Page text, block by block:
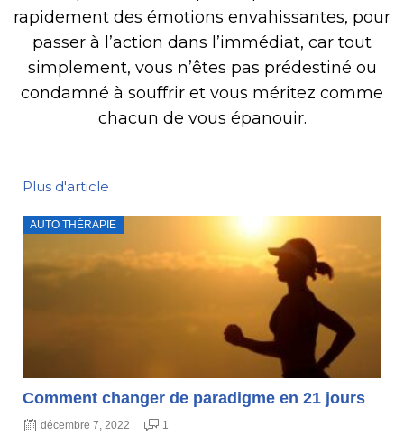
rapidement des émotions envahissantes, pour
passer à l’action dans l’immédiat, car tout
simplement, vous n’êtes pas prédestiné ou
condamné à souffrir et vous méritez comme
chacun de vous épanouir.
Plus d'article
AUTO THÉRAPIE
Comment changer de paradigme en 21 jours
décembre 7, 2022 1